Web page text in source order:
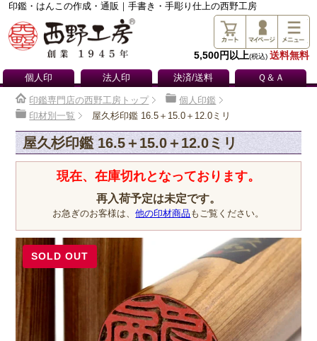
印鑑・はんこの作成・通販｜手書き・手彫り仕上の西野工房
5,500円以上(税込) 送料無料
個人印 法人印 決済/送料 Ｑ＆Ａ
印鑑専門店の西野工房トップ
個人印鑑
印材別一覧
屋久杉印鑑 16.5＋15.0＋12.0ミリ
屋久杉印鑑 16.5＋15.0＋12.0ミリ
現在、在庫切れとなっております。
再入荷予定は未定です。
お急ぎのお客様は、他の印材商品 もご覧ください。
SOLD OUT